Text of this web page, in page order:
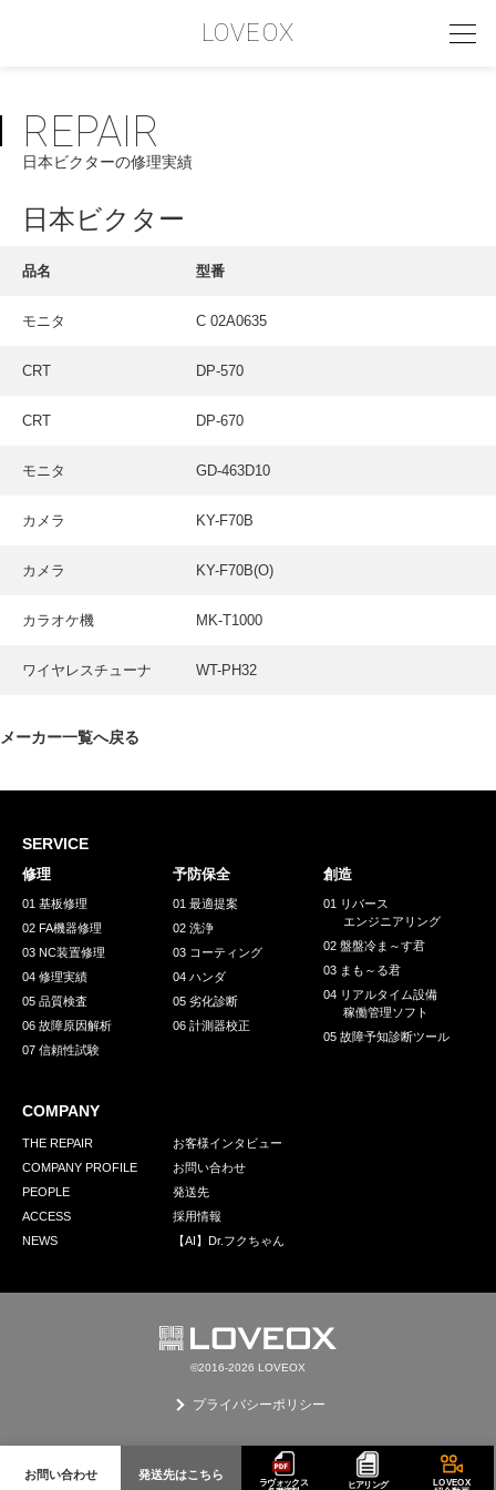
LOVEOX
PHILOSOPHY
フィロソフィー
COMPANY PROFILE
INTERVIEW
お客様インタビュー
RECRUIT
お問い合わせ
お問い合わせ 発送先はこちら
ラヴォックス
ヒアリング
LOVEOX
REPAIR
日本ビクターの修理実績
日本ビクター
品名 型番
モニタ C 02A0635
CRT DP-570
CRT DP-670
モニタ GD-463D10
カメラ KY-F70B
カメラ KY-F70B(O)
カラオケ機 MK-T1000
ワイヤレスチューナ WT-PH32
メーカー一覧へ戻る
SERVICE
修理
01 基板修理
02 FA機器修理
03 NC装置修理
04 修理実績
05 品質検査
06 故障原因解析
07 信頼性試験
予防保全
01 最適提案
02 洗浄
03 コーティング
04 ハンダ
05 劣化診断
06 計測器校正
創造
01 リバース
エンジニアリング
02 盤盤冷ま～す君
03 まも～る君
04 リアルタイム設備
稼働管理ソフト
05 故障予知診断ツール
COMPANY
THE REPAIR
COMPANY PROFILE
PEOPLE
ACCESS
NEWS
お客様インタビュー
お問い合わせ
発送先
採用情報
【AI】Dr.フクちゃん
©2016-2026 LOVEOX
プライバシーポリシー